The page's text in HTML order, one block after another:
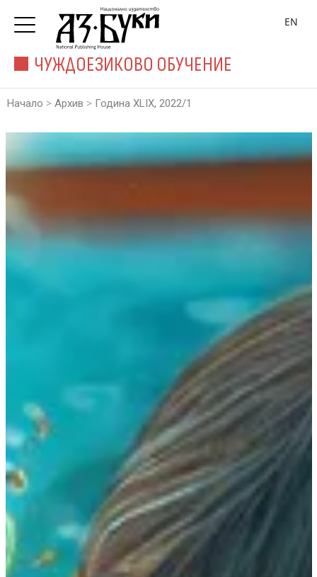
ЧУЖДОЕЗИКОВО ОБУЧЕНИЕ
EN
Начало > Архив > Година XLIX, 2022/1